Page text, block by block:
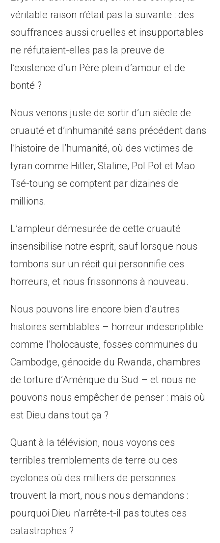
véritable raison n’était pas la suivante : des
souffrances aussi cruelles et insupportables
ne réfutaient-elles pas la preuve de
l’existence d’un Père plein d’amour et de
bonté ?
Nous venons juste de sortir d’un siècle de
cruauté et d’inhumanité sans précédent dans
l’histoire de l’humanité, où des victimes de
tyran comme Hitler, Staline, Pol Pot et Mao
Tsé-toung se comptent par dizaines de
millions.
L’ampleur démesurée de cette cruauté
insensibilise notre esprit, sauf lorsque nous
tombons sur un récit qui personnifie ces
horreurs, et nous frissonnons à nouveau.
Nous pouvons lire encore bien d’autres
histoires semblables – horreur indescriptible
comme l’holocauste, fosses communes du
Cambodge, génocide du Rwanda, chambres
de torture d’Amérique du Sud – et nous ne
pouvons nous empêcher de penser : mais où
est Dieu dans tout ça ?
Quant à la télévision, nous voyons ces
terribles tremblements de terre ou ces
cyclones où des milliers de personnes
trouvent la mort, nous nous demandons :
pourquoi Dieu n’arrête-t-il pas toutes ces
catastrophes ?